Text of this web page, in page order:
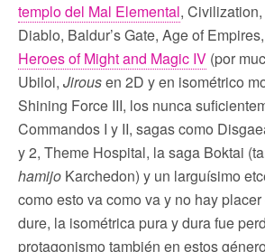
templo del Mal Elemental, Civilization,
Diablo, Baldur’s Gate, Age of
Heroes of Might and Magic IV (por
Ubilol, Jirousen 2D y en isométrico
Shining Force III, los nunca
Commandos I y II, sagas como
y 2, Theme Hospital, la saga Boktai
hamijo Karchedon) y un larguísimo
como esto va como va y no hay
dure, la isométrica pura y dura fue
protagonismo también en estos